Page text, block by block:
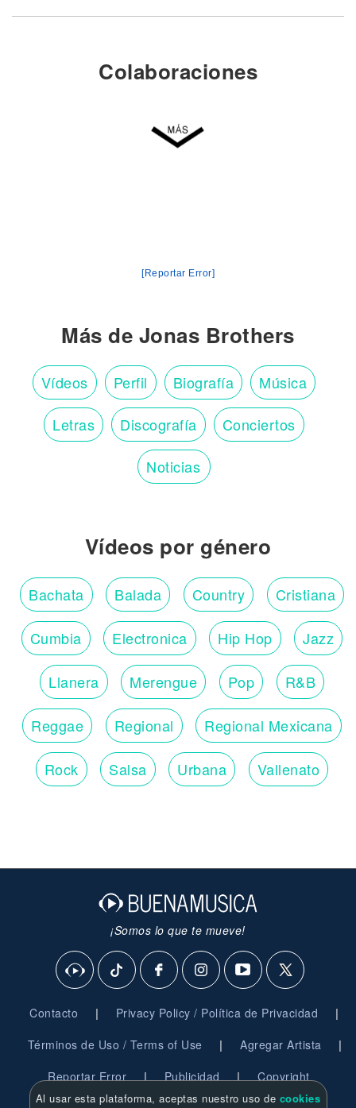
Colaboraciones
[Reportar Error]
Más de Jonas Brothers
Vídeos Perfil Biografía Música
Letras Discografía Conciertos
Noticias
Vídeos por género
Bachata Balada Country Cristiana
Cumbia Electronica Hip Hop Jazz
Llanera Merengue Pop R&B
Reggae Regional Regional Mexicana
Rock Salsa Urbana Vallenato
¡Somos lo que te mueve!
Contacto | Privacy Policy / Política de Privacidad |
Términos de Uso / Terms of Use | Agregar Artista |
Reportar Error | Publicidad | Copyright
Al usar esta plataforma, aceptas nuestro uso de cookies